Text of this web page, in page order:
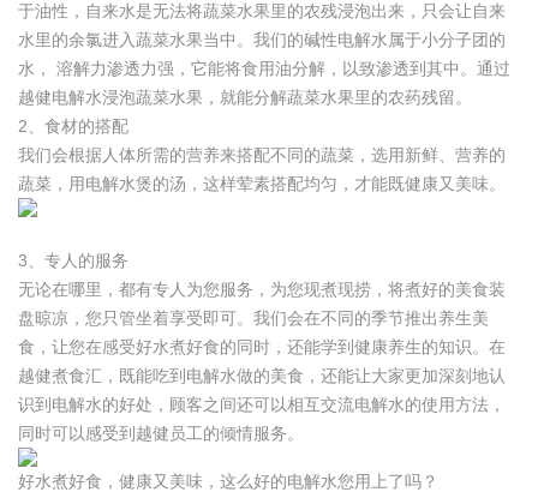
于油性，自来水是无法将蔬菜水果里的农残浸泡出来，只会让自来
水里的余氯进入蔬菜水果当中。我们的碱性电解水属于小分子团的
水， 溶解力渗透力强，它能将食用油分解，以致渗透到其中。通过
越健电解水浸泡蔬菜水果，就能分解蔬菜水果里的农药残留。
2、食材的搭配
我们会根据人体所需的营养来搭配不同的蔬菜，选用新鲜、营养的
蔬菜，用电解水煲的汤，这样荤素搭配均匀，才能既健康又美味。
3、专人的服务
无论在哪里，都有专人为您服务，为您现煮现捞，将煮好的美食装
盘晾凉，您只管坐着享受即可。我们会在不同的季节推出养生美
食，让您在感受好水煮好食的同时，还能学到健康养生的知识。在
越健煮食汇，既能吃到电解水做的美食，还能让大家更加深刻地认
识到电解水的好处，顾客之间还可以相互交流电解水的使用方法，
同时可以感受到越健员工的倾情服务。
好水煮好食，健康又美味，这么好的电解水您用上了吗？